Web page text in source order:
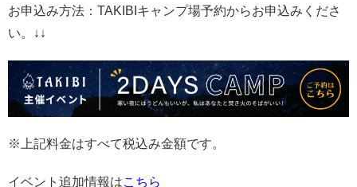
お申込み方法：TAKIBIキャンプ場予約からお申込みくださ
い。↓↓
※上記料金はすべて税込み金額です。
イベント追加情報はこちら